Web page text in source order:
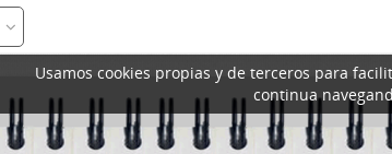
Usamos cookies propias y de terceros para
continua